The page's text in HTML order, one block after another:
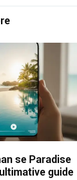
se Paradise
guide